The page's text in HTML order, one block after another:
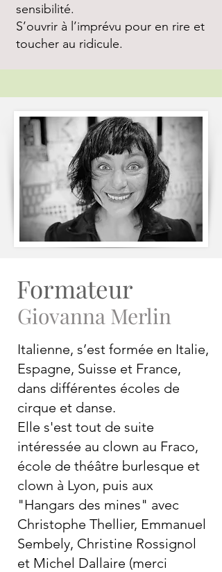
sensibilité.
S’ouvrir à l’imprévu pour en rire et
toucher au ridicule.
Formateur
Giovanna Merlin
Italienne, s’est formée en Italie,
Espagne, Suisse et France,
dans différentes écoles de
cirque et danse.
Elle s'est tout de suite
intéressée au clown au Fraco,
école de théâtre burlesque et
clown à Lyon, puis aux
"Hangars des mines" avec
Christophe Thellier, Emmanuel
Sembely, Christine Rossignol
et Michel Dallaire (merci